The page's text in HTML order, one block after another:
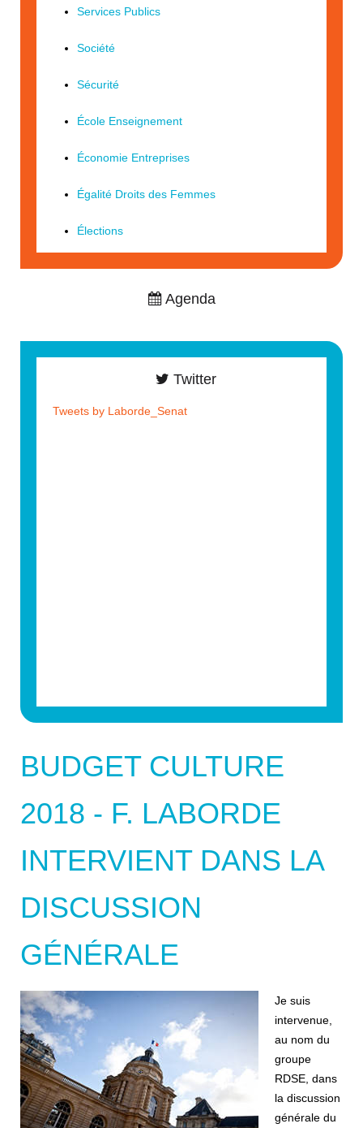
BUDGET CULTURE
2018 - F. LABORDE
INTERVIENT DANS LA
DISCUSSION
GÉNÉRALE
Je suis
intervenue,
au nom du
groupe
RDSE, dans
la discussion
générale du
Services Publics
Société
Sécurité
École Enseignement
Économie Entreprises
Égalité Droits des Femmes
Élections
Agenda
Twitter
Tweets by Laborde_Senat